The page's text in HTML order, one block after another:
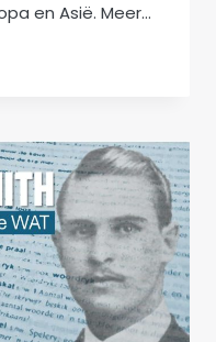
en Asië. Meer…